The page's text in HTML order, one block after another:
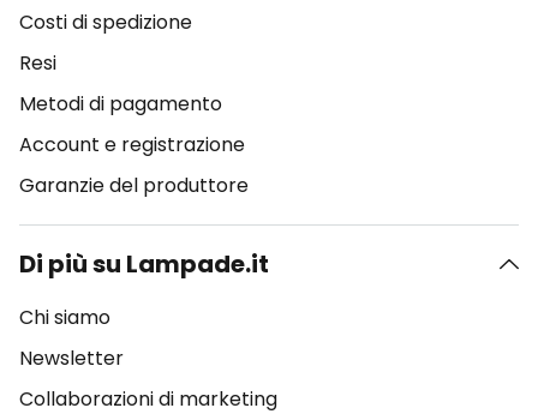
Costi di spedizione
Resi
Metodi di pagamento
Account e registrazione
Garanzie del produttore
Di più su Lampade.it
Chi siamo
Newsletter
Collaborazioni di marketing